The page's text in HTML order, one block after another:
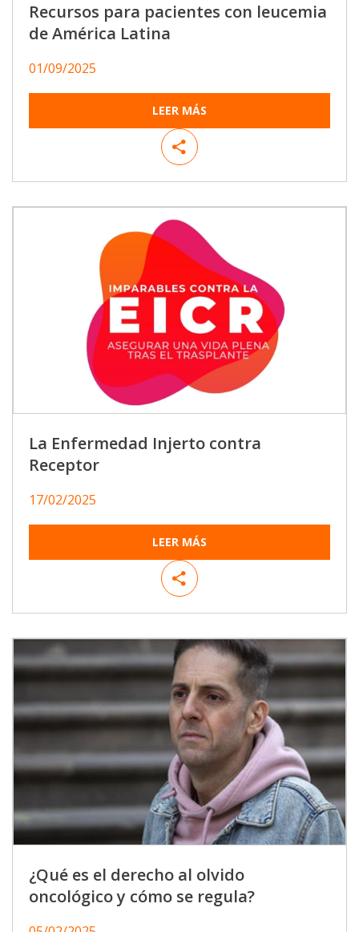
Recursos para pacientes con leucemia
de América Latina
01/09/2025
LEER MÁS
La Enfermedad Injerto contra
Receptor
17/02/2025
LEER MÁS
¿Qué es el derecho al olvido
oncológico y cómo se regula?